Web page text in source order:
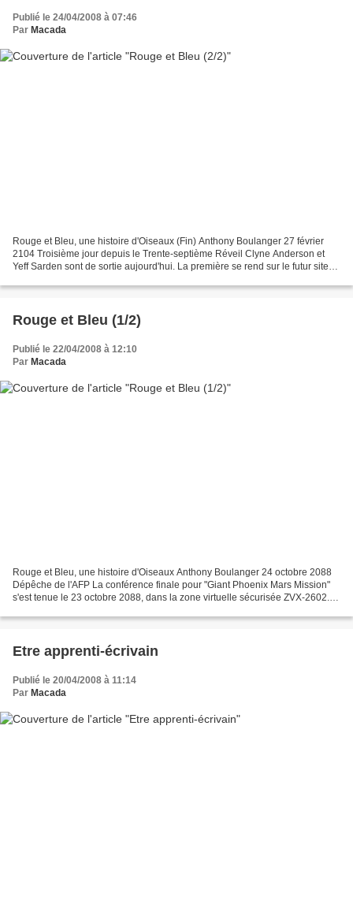
Publié le 24/04/2008 à 07:46
Par Macada
Rouge et Bleu, une histoire d'Oiseaux (Fin) Anthony Boulanger 27 février
2104 Troisième jour depuis le Trente-septième Réveil Clyne Anderson et
Yeff Sarden sont de sortie aujourd'hui. La première se rend sur le futur site
Rouge et Bleu (1/2)
Publié le 22/04/2008 à 12:10
Par Macada
Rouge et Bleu, une histoire d'Oiseaux Anthony Boulanger 24 octobre 2088
Dépêche de l'AFP La conférence finale pour "Giant Phoenix Mars Mission"
s'est tenue le 23 octobre 2088, dans la zone virtuelle sécurisée ZVX-2602.
Etre apprenti-écrivain
Publié le 20/04/2008 à 11:14
Par Macada